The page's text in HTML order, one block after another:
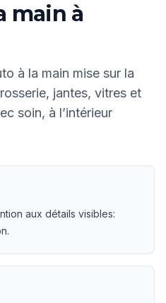
main à
à la main mise sur la
jantes, vitres et
soin, à l’intérieur
aux détails visibles: